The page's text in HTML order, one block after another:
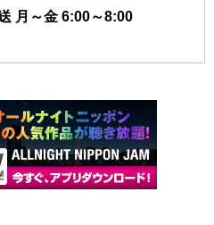
月～金 6:00～8:00